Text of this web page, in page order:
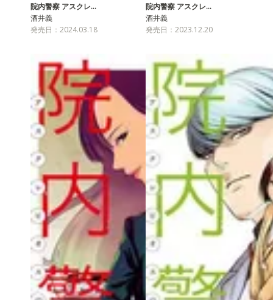
院内警察 アスクレ…
酒井義
発売日：2024.03.18
院内警察 アスクレ…
酒井義
発売日：2023.12.20